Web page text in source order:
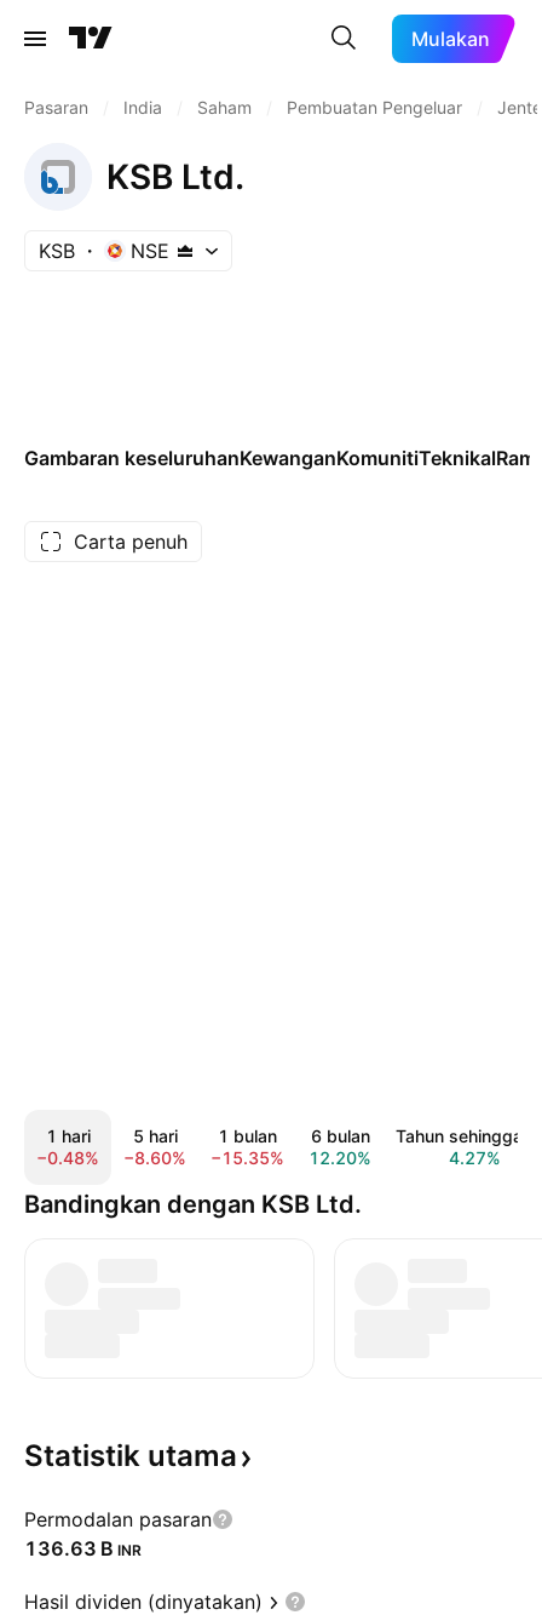
Mulakan
Pasaran India Saham Pembuatan Pengeluar
KSB Ltd.
KSB NSE
Gambaran keseluruhanKewanganKomunitiTeknikal
Carta penuh
1 hari
−0.48%
5 hari
−8.60%
1 bulan
−15.35%
6 bulan
12.20%
Tahun sehingga
4.27%
Bandingkan dengan KSB Ltd.
Statistik utama
Permodalan pasaran
‪136.63 B‬ INR
Hasil dividen (dinyatakan)